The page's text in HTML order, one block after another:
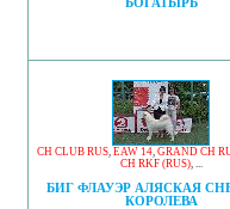
БОГАТЫРЬ
CH CLUB RUS, EAW 14, GRAND CH
CH RKF (RUS), ...
БИГ ФЛАУЭР АЛЯСКАЯ
КОРОЛЕВА